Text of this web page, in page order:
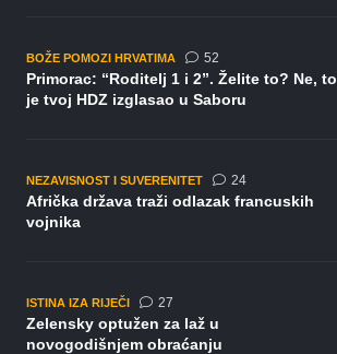
BOŽE POMOZI HRVATIMA 52komentara
Primorac: “Roditelj 1 i 2”. Želite to? Ne, to
je tvoj HDZ izglasao u Saboru
NEZAVISNOST I SUVERENITET 24komentara
Afrička država traži odlazak francuskih
vojnika
ISTINA IZA RIJEČI 27komentara
Zelensky optužen za laž u
novogodišnjem obraćanju